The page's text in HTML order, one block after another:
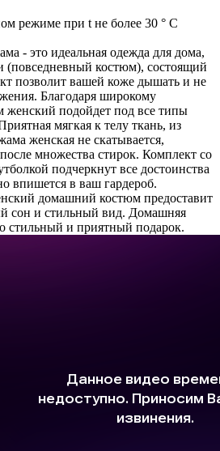
режиме при t не более 30 ° С
- это идеальная одежда для дома,
(повседневный костюм), состоящий
позволит вашей коже дышать и не
Благодаря широкому
женский подойдет под все типы
мягкая к телу ткань, из
женская не скатывается,
множества стирок. Комплект со
подчеркнут все достоинства
впишется в ваш гардероб.
домашний костюм предоставит
сон и стильный вид. Домашняя
стильный и приятный подарок.